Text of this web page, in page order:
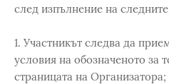
след изпълнение на
1. Участникът следва да
условия на обозначеното за
страницата на Организатора;